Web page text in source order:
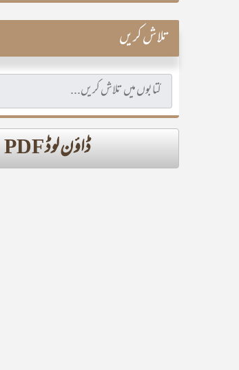
تلاش کریں
ڈاؤن لوڈ PDF